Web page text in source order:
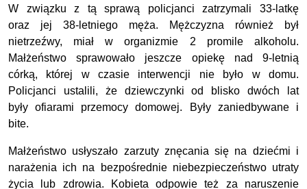
W związku z tą sprawą policjanci zatrzymali 33-latkę
oraz jej 38-letniego męża. Mężczyzna również był
nietrzeźwy, miał w organizmie 2 promile alkoholu.
Małżeństwo sprawowało jeszcze opiekę nad 9-letnią
córką, której w czasie interwencji nie było w domu.
Policjanci ustalili, że dziewczynki od blisko dwóch lat
były ofiarami przemocy domowej. Były zaniedbywane i
bite.
Małżeństwo usłyszało zarzuty znęcania się na dziećmi i
narażenia ich na bezpośrednie niebezpieczeństwo utraty
życia lub zdrowia. Kobieta odpowie też za naruszenie